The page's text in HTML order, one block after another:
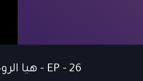
EP - 26 - هيا الروح | الحلقة 26